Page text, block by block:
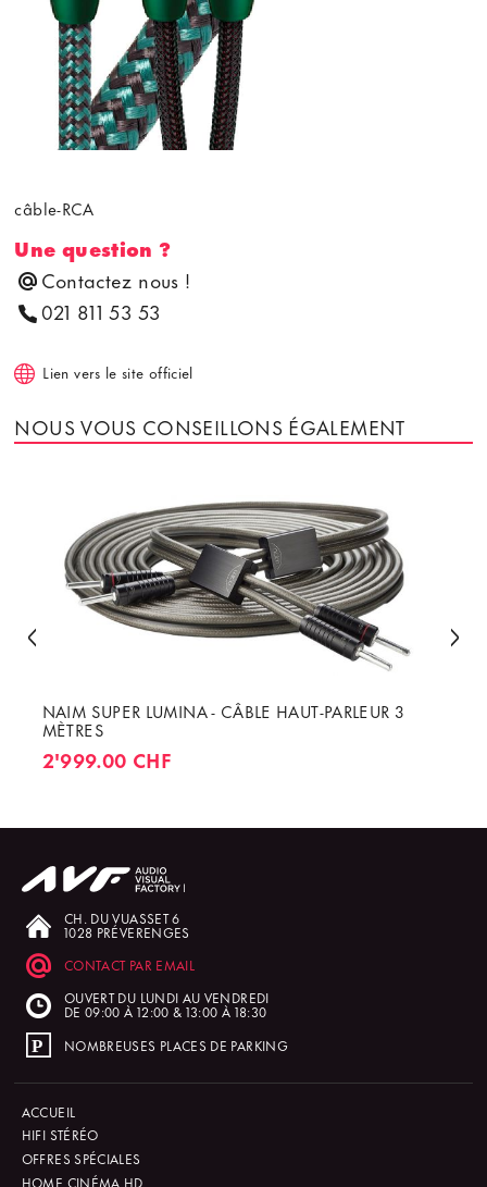
câble-RCA
Une question ?
Contactez nous !
021 811 53 53
Lien vers le site officiel
NOUS VOUS CONSEILLONS ÉGALEMENT
NAIM SUPER LUMINA - CÂBLE HAUT-PARLEUR 3
MÈTRES
2'999.00 CHF
CH. DU VUASSET 6
1028 PRÉVERENGES
CONTACT PAR EMAIL
OUVERT DU LUNDI AU VENDREDI
DE 09:00 À 12:00 & 13:00 À 18:30
NOMBREUSES PLACES DE PARKING
ACCUEIL
HIFI STÉRÉO
OFFRES SPÉCIALES
HOME CINÉMA HD